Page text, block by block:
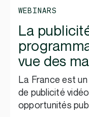
WEBINARS
La
vue des
La France est
de publicité
opportunités